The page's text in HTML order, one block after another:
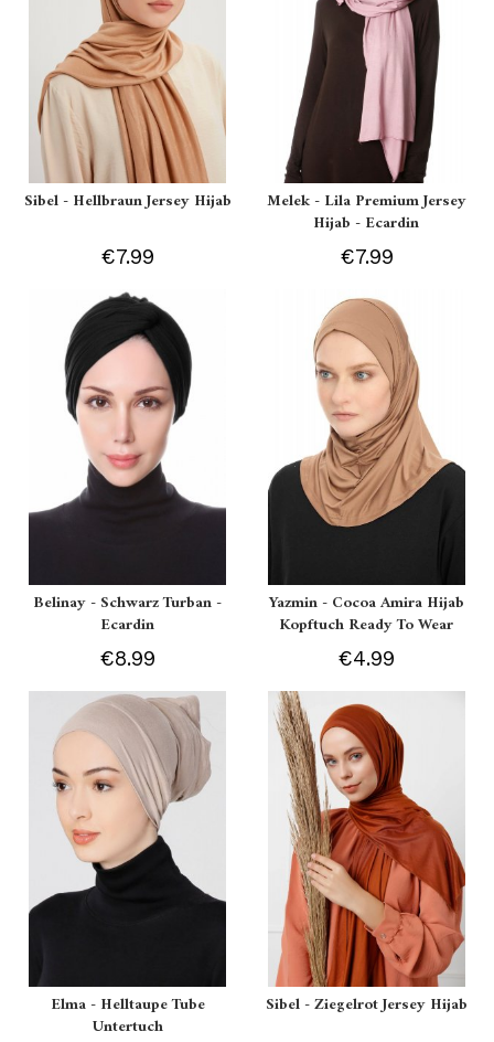
Sibel - Hellbraun Jersey Hijab
€7.99
Melek - Lila Premium Jersey
Hijab - Ecardin
€7.99
Belinay - Schwarz Turban -
Ecardin
€8.99
Yazmin - Cocoa Amira Hijab
Kopftuch Ready To Wear
€4.99
Elma - Helltaupe Tube
Untertuch
Sibel - Ziegelrot Jersey Hijab